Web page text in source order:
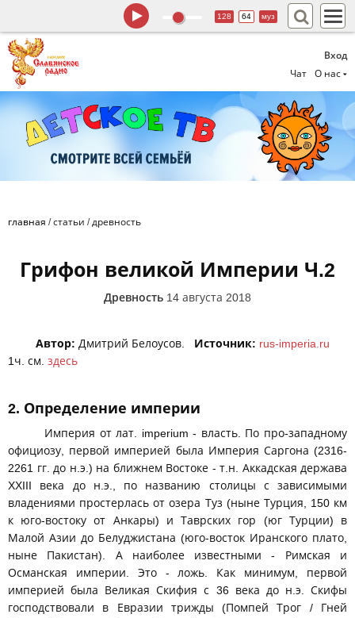
Вход
Чат
О нас
128 64 муз
главная /статьи / древность
Грифон великой Империи Ч.2
Древность 14 августа 2018
Автор: Дмитрий Белоусов. Источник: rus-imperia.ru
1ч. см. здесь
2. Определение империи
Империя от лат. imperium - власть. По про-западному
официозу, первой империей была Империя Саргона (2316-
2261 гг. до н.э.) на ближнем Востоке - т.н. Аккадская держава
XXIII века до н.э., по названию столицы с зависимыми
владениями простерлась от озера Туз (ныне Турция, 150 км
к юго-востоку от Анкары) и Таврских гор (юг Турции) в
Малой Азии до Белуджистана (юго-восток Иранского плато,
ныне Пакистан). А наиболее известными - Римская и
Османская империи. Это - ложь. Как минимум, первой
империей была Великая Скифия с 36 века до н.э. Скифы
господствовали в Евразии трижды (Помпей Трог / Гней